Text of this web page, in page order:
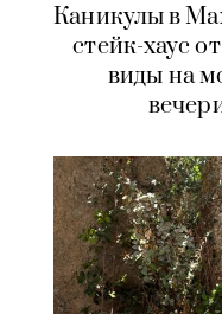
Каникулы в
стейк-хаус
виды на